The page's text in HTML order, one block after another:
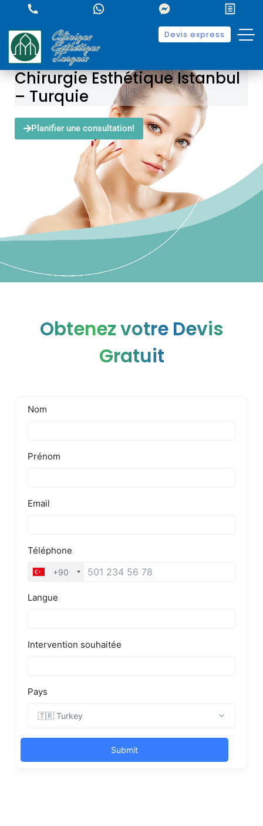
Devis express
Chirurgie Esthétique Istanbul
– Turquie
Planifier une consultation!
Obtenez votre Devis
Gratuit